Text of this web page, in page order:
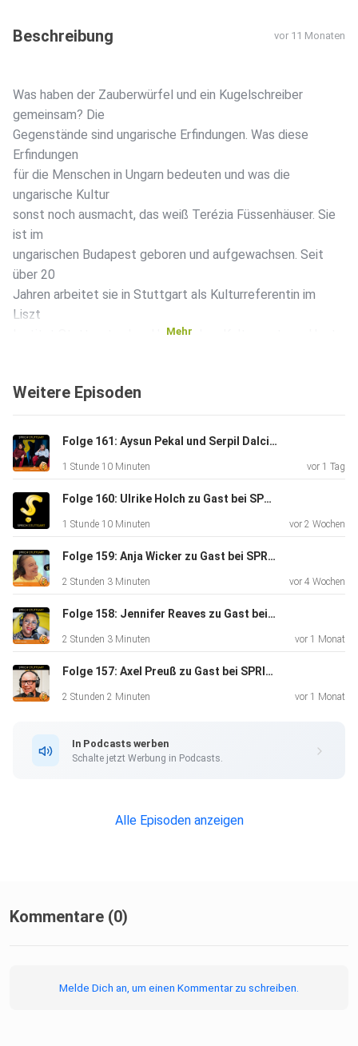
Beschreibung vor 11 Monaten
Was haben der Zauberwürfel und ein Kugelschreiber
gemeinsam? Die
Gegenstände sind ungarische Erfindungen. Was diese
Erfindungen
für die Menschen in Ungarn bedeuten und was die
ungarische Kultur
sonst noch ausmacht, das weiß Terézia Füssenhäuser. Sie
ist im
ungarischen Budapest geboren und aufgewachsen. Seit
über 20
Jahren arbeitet sie in Stuttgart als Kulturreferentin im
Liszt
Institut Stuttgart - dem Ungarischen Kulturzentrum. Host
des
Moderation
(imo) an der Hochschule der Medien Stuttgart.
SPRICH:STUTTGART -
der Podcast für und über Stuttgart:⁠
www.sprichstuttgart.de⁠ und
beim
Podcastmarathon im Oktober 2024, online ab 8.8.2025).
1:43 Herkunft
5:26 Umzug nach Deutschland
12:05 Die Integration
22:39 Das ungarische Kulturzentrum
47:37 Ungarische Erfindungen
Mehr
Weitere Episoden
Folge 161: Aysun Pekal und Serpil Dalci zu Gast bei SPRICHSTUTTGART
1 Stunde 10 Minuten vor 1 Tag
Folge 160: Ulrike Holch zu Gast bei SPRICH:STUTTGART
1 Stunde 10 Minuten vor 2 Wochen
Folge 159: Anja Wicker zu Gast bei SPRICH:STUTTGART
2 Stunden 3 Minuten vor 4 Wochen
Folge 158: Jennifer Reaves zu Gast bei SPRICH:STUTTGART
2 Stunden 3 Minuten vor 1 Monat
Folge 157: Axel Preuß zu Gast bei SPRICHSTUTTGART
2 Stunden 2 Minuten vor 1 Monat
In Podcasts werben
Schalte jetzt Werbung in Podcasts.
Alle Episoden anzeigen
Kommentare (0)
Melde Dich an, um einen Kommentar zu schreiben.